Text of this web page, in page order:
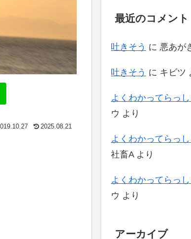
2025.08.21
最近のコメント
吐きそう に 悪あが
吐きそう に キビツ
よくわかってらっ
ウ より
よくわかってらっ
社畜Aより
よくわかってらっ
ウ より
アーカイブ